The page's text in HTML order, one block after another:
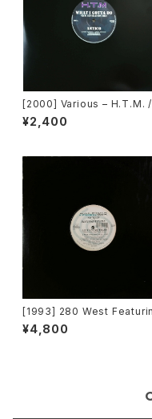
[2000] Various – H.T.M. /
ack To "Disco" Request 0
0.00.13 [Avex Trax]
¥2,400
[1993] 280 West
Diamond Temple –
Masquerade [Kaleidiasco
¥4,800